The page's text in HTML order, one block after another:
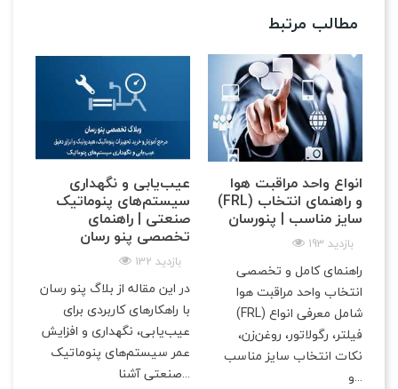
مطالب مرتبط
عیب‌یابی و نگهداری
سیستم‌های پنوماتیک
صنعتی | راهنمای
تخصصی پنو رسان
132 بازدید
در این مقاله از بلاگ پنو رسان
با راهکارهای کاربردی برای
عیب‌یابی، نگهداری و افزایش
عمر سیستم‌های پنوماتیک
صنعتی آشنا...
انواع واحد مراقبت هوا
(FRL) و راهنمای انتخاب
سایز مناسب | پنو‌رسان
193 بازدید
راهنمای کامل و تخصصی
انتخاب واحد مراقبت هوا
(FRL) شامل معرفی انواع
فیلتر، رگولاتور، روغن‌زن،
نکات انتخاب سایز مناسب
و...